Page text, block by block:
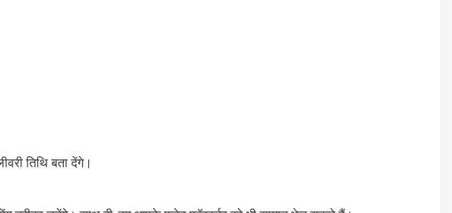
तिथि बता देंगे।